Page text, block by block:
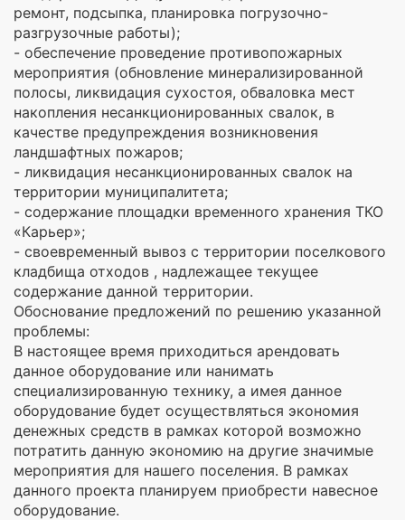
ремонт, подсыпка, планировка погрузочно-
разгрузочные работы);
- обеспечение проведение противопожарных
мероприятия (обновление минерализированной
полосы, ликвидация сухостоя, обваловка мест
накопления несанкционированных свалок, в
качестве предупреждения возникновения
ландшафтных пожаров;
- ликвидация несанкционированных свалок на
территории муниципалитета;
- содержание площадки временного хранения ТКО
«Карьер»;
- своевременный вывоз с территории поселкового
кладбища отходов , надлежащее текущее
содержание данной территории.
Обоснование предложений по решению указанной
проблемы:
В настоящее время приходиться арендовать
данное оборудование или нанимать
специализированную технику, а имея данное
оборудование будет осуществляться экономия
денежных средств в рамках которой возможно
потратить данную экономию на другие значимые
мероприятия для нашего поселения. В рамках
данного проекта планируем приобрести навесное
оборудование.